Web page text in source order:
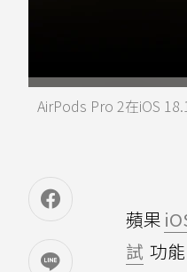
AirPods Pro 2在iOS
蘋果
試 功